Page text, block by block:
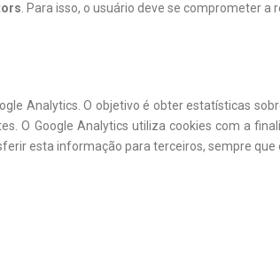
. Para isso, o usuário deve se comprometer a
Analytics. O objetivo é obter estatísticas
O Google Analytics utiliza cookies com a
esta informação para terceiros, sempre que